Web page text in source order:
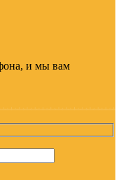
и мы вам